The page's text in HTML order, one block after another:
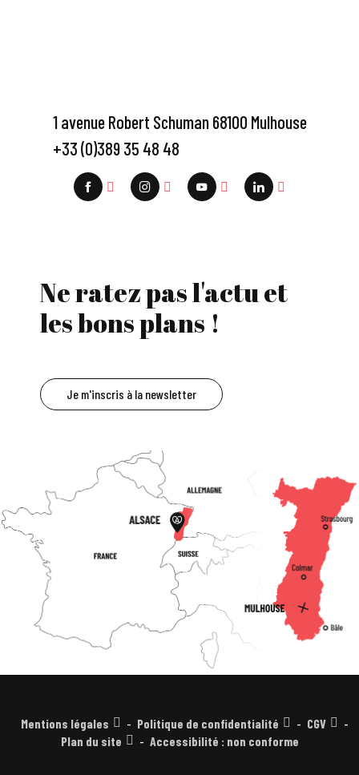
1 avenue Robert Schuman 68100 Mulhouse
+33 (0)389 35 48 48
Ne ratez pas l'actu et
les bons plans !
Je m'inscris à la newsletter
Mentions légales Politique de confidentialité
CGV
Plan du site
Accessibilité : non conforme